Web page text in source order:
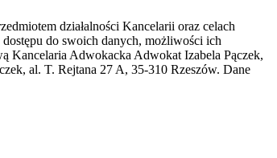
działalności Kancelarii oraz celach
do swoich danych, możliwości ich
Kancelaria Adwokacka Adwokat Izabela Pączek,
al. T. Rejtana 27 A, 35-310 Rzeszów. Dane